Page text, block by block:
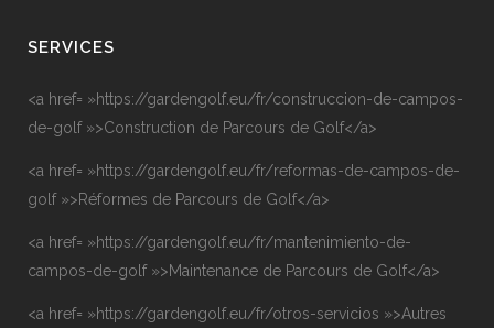
SERVICES
<a href= »https://gardengolf.eu/fr/construccion-de-campos-
de-golf »>Construction de Parcours de Golf</a>
<a href= »https://gardengolf.eu/fr/reformas-de-campos-de-
golf »>Réformes de Parcours de Golf</a>
<a href= »https://gardengolf.eu/fr/mantenimiento-de-
campos-de-golf »>Maintenance de Parcours de Golf</a>
<a href= »https://gardengolf.eu/fr/otros-servicios »>Autres